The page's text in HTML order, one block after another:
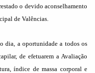
o devido aconselhamento
de Valências.
dia, a oportunidade a todos os
de efetuarem a Avaliação
índice de massa corporal e